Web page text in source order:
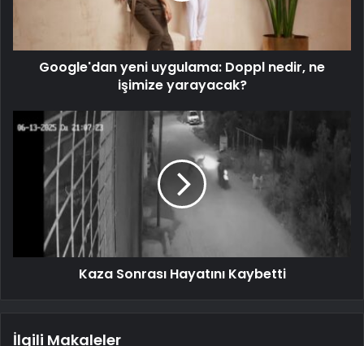
Google'dan yeni uygulama: Doppl nedir, ne
işimize yarayacak?
Kaza Sonrası Hayatını Kaybetti
İlgili Makaleler